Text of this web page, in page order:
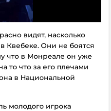
видят, насколько
Квебеке. Они не боятся
что в Монреале он уже
то что за его плечами
в Национальной
молодого игрока